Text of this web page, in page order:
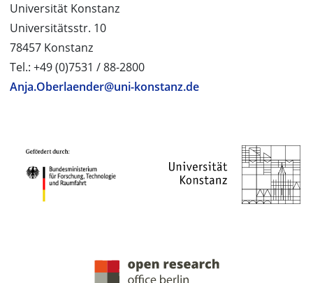
Universität Konstanz
Universitätsstr. 10
78457 Konstanz
Tel.: +49 (0)7531 / 88-2800
Anja.Oberlaender@uni-konstanz.de